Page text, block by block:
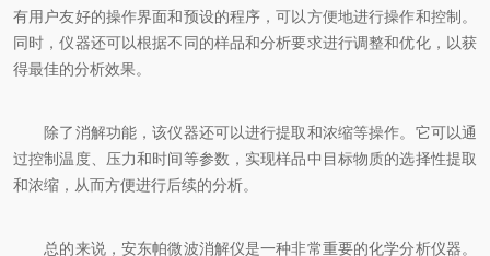
有用户友好的操作界面和预设的程序，可以方便地进行操作和控制。
同时，仪器还可以根据不同的样品和分析要求进行调整和优化，以获
得最佳的分析效果。
除了消解功能，该仪器还可以进行提取和浓缩等操作。它可以通
过控制温度、压力和时间等参数，实现样品中目标物质的选择性提取
和浓缩，从而方便进行后续的分析。
总的来说，安东帕微波消解仪是一种非常重要的化学分析仪器。